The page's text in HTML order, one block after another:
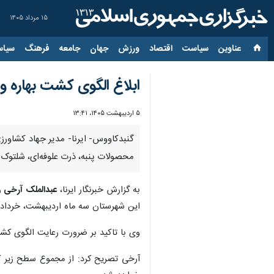
۱۵ مرداد ۱۴۰۵
عناوین‌ سیاست اقتصاد ورزش جهان جامعه فرهنگ
ابلاغ الگوی کشت بهاره
۵ اردیبهشت ۱۴۰۵، ۱۳:۴۱